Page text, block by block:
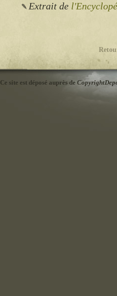
Extrait de
Ce site est déposé auprès de